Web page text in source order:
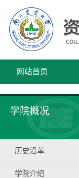
网站首页
学院概况
历史沿革
学院介绍